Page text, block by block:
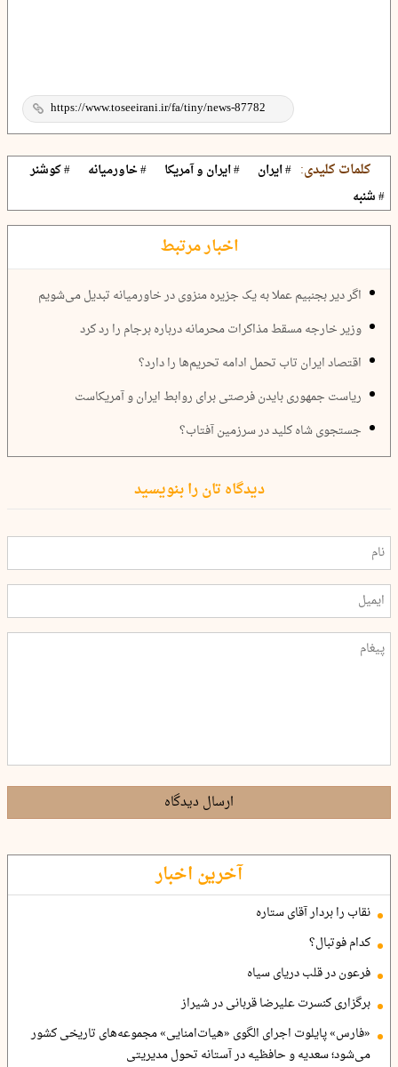
کلمات کلیدی: # ایران # ایران و آمریکا # خاورمیانه
# کوشنر
# شنبه
اخبار مرتبط
اگر دیر بجنبیم عملا به یک جزیره منزوی در خاورمیانه تبدیل می‌شویم
وزیر خارجه مسقط مذاکرات محرمانه درباره برجام را رد کرد
اقتصاد ایران تاب تحمل ادامه تحریم‌ها را دارد؟
ریاست جمهوری بایدن فرصتی برای روابط ایران و آمریکاست
جستجوی شاه کلید در سرزمین آفتاب؟
دیدگاه تان را بنویسید
ارسال دیدگاه
آخرین اخبار
نقاب را بردار آقای ستاره
کدام فوتبال؟
فرعون در قلب دریای سیاه
برگزاری کنسرت علیرضا قربانی در شیراز
«فارس» پایلوت اجرای الگوی «هیات‌امنایی» مجموعه‌های تاریخی کشور
می‌شود؛ سعدیه و حافظیه در آستانه تحول مدیریتی